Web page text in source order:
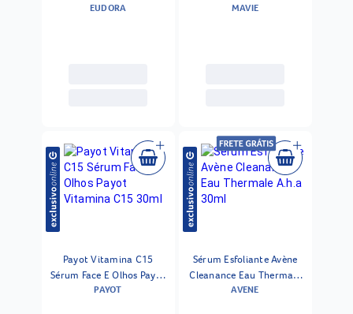
Skin Overnight 45 G
EUDORA
100ml
MAVIE
Payot Vitamina C15
Sérum Face E Olhos Payot
Vitamina C15 30ml
PAYOT
Sérum Esfoliante Avène
Cleanance Eau Thermale
A.h.a 30ml
AVENE